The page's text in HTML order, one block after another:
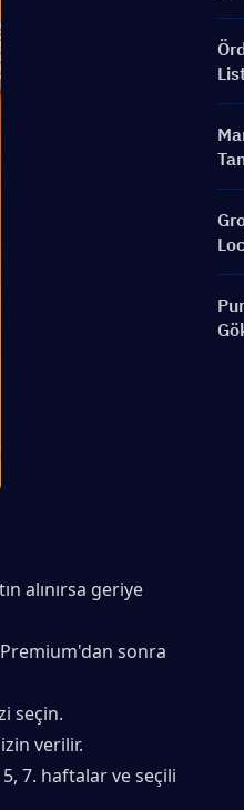
alınırsa geriye
sonra
seçin.
verilir.
7. haftalar ve seçili